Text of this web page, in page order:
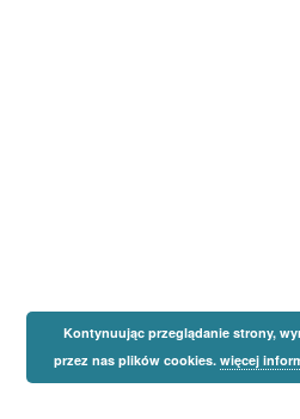
Kontynuując przeglądanie strony,
przez nas plików cookies. więcej